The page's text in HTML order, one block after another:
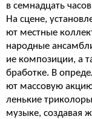
в семнадцать
На сцене,
ют местные
народные
ие композиции, а
бработке. В
ют массовую
ленькие
музыке, создавая